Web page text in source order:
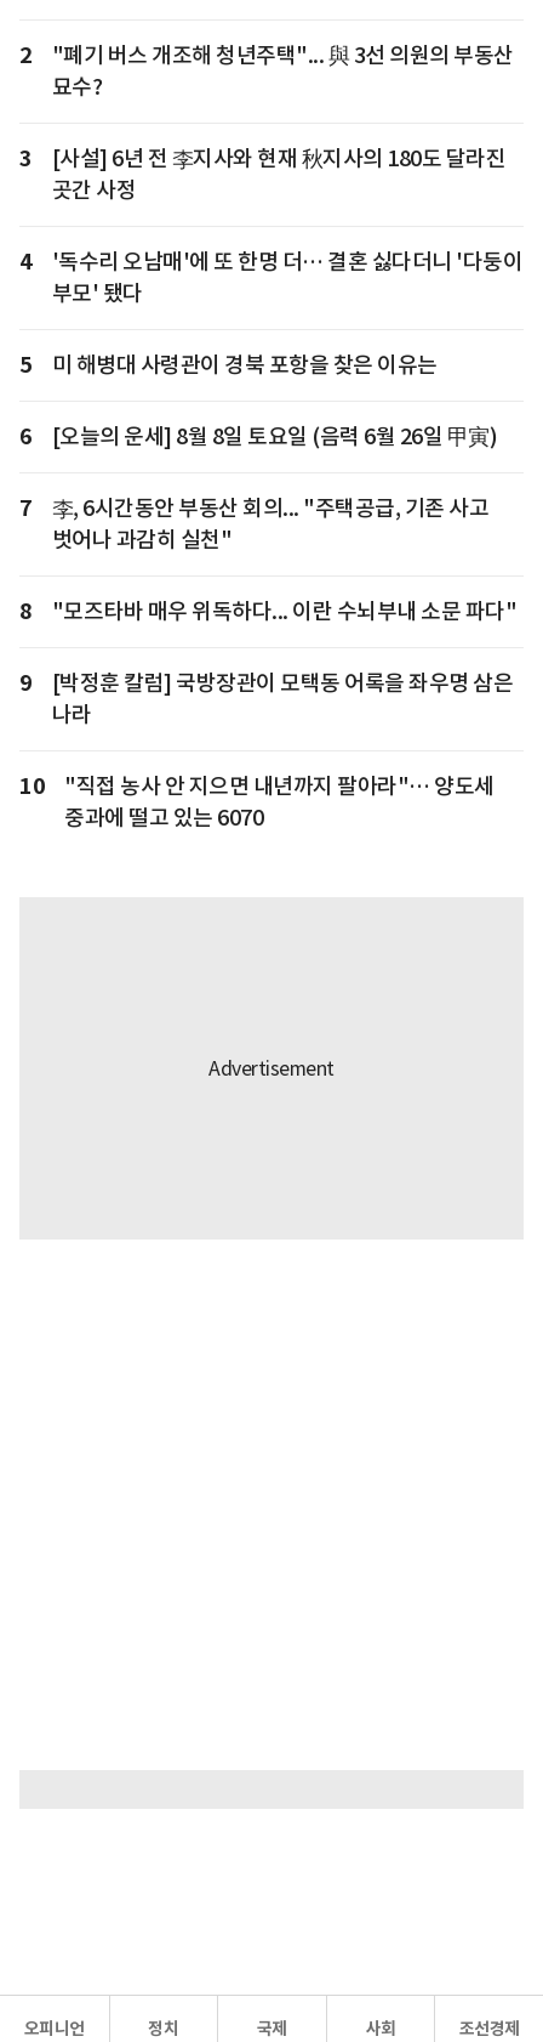
2
"폐기 버스 개조해 청년주택"... 與 3선 의원의 부동산
묘수?
3
[사설] 6년 전 李지사와 현재 秋지사의 180도 달라진
곳간 사정
4
'독수리 오남매'에 또 한명 더… 결혼 싫다더니 '다둥이
부모' 됐다
5 미 해병대 사령관이 경북 포항을 찾은 이유는
6 [오늘의 운세] 8월 8일 토요일 (음력 6월 26일 甲寅)
7
李, 6시간동안 부동산 회의... "주택공급, 기존 사고
벗어나 과감히 실천"
8 "모즈타바 매우 위독하다... 이란 수뇌부내 소문 파다"
9
[박정훈 칼럼] 국방장관이 모택동 어록을 좌우명 삼은
나라
10
"직접 농사 안 지으면 내년까지 팔아라"… 양도세
중과에 떨고 있는 6070
오피니언 정치 국제 사회 조선경제